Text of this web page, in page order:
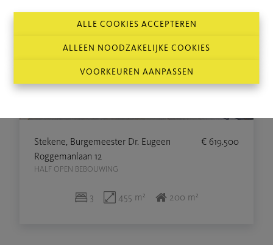
ALLE COOKIES ACCEPTEREN
ALLEEN NOODZAKELIJKE COOKIES
VOORKEUREN AANPASSEN
Stekene, Burgemeester Dr. Eugeen
Roggemanlaan 12
HALF OPEN BEBOUWING
€ 619.500
3 455 m² 200 m²